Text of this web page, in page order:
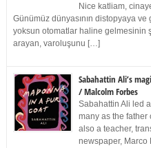
Nice katliam,
Günümüz dünyasının distopyaya
yoksun otomatlar haline gelmesinin
arayan, varoluşunu […]
Sabahattin Ali’s
/ Malcolm Forbes
Sabahattin Ali led
many as the father
also a teacher,
newspaper, Marco